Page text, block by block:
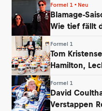
Formel 1 • Neu
Blamage-
Wie tief fällt
Formel 1
Tom
Hamilton,
Formel 1
David
Verstappen